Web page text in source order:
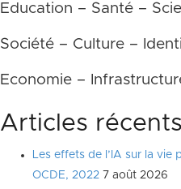
Education – Santé –
Société – Culture –
Economie –
Articles récents
Les effets de l’IA sur la vie
OCDE, 2022 7 août 2026